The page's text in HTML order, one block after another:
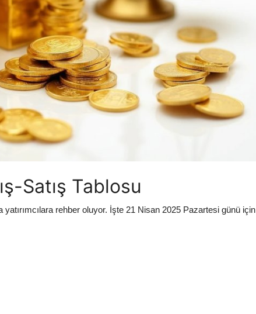
Satış Tablosu
yatırımcılara rehber oluyor. İşte 21 Nisan 2025 Pazartesi günü için